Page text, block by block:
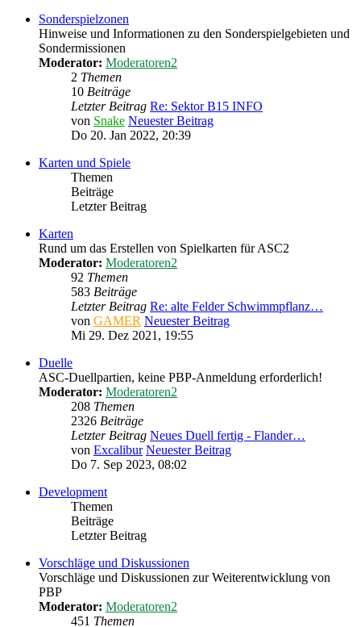
Sonderspielzonen
Hinweise und Informationen zu den Sonderspielgebieten und
Sondermissionen
Moderator: Moderatoren2
2 Themen
10 Beiträge
Letzter Beitrag Re: Sektor B15 INFO
von Snake Neuester Beitrag
Do 20. Jan 2022, 20:39
Karten und Spiele
Themen
Beiträge
Letzter Beitrag
Karten
Rund um das Erstellen von Spielkarten für ASC2
Moderator: Moderatoren2
92 Themen
583 Beiträge
Letzter Beitrag Re: alte Felder Schwimmpflanz…
von GAMER Neuester Beitrag
Mi 29. Dez 2021, 19:55
Duelle
ASC-Duellpartien, keine PBP-Anmeldung erforderlich!
Moderator: Moderatoren2
208 Themen
2326 Beiträge
Letzter Beitrag Neues Duell fertig - Flander…
von Excalibur Neuester Beitrag
Do 7. Sep 2023, 08:02
Development
Themen
Beiträge
Letzter Beitrag
Vorschläge und Diskussionen
Vorschläge und Diskussionen zur Weiterentwicklung von
PBP
Moderator: Moderatoren2
451 Themen